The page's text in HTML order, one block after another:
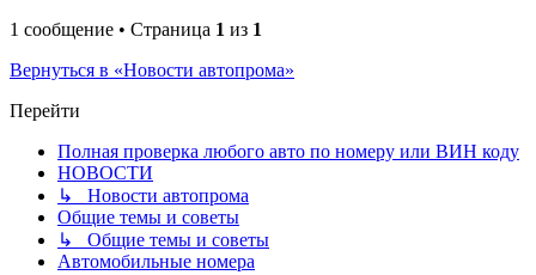
1 сообщение • Страница 1 из 1
Вернуться в «Новости автопрома»
Перейти
Полная проверка любого авто по номеру или ВИН коду
НОВОСТИ
↳ Новости автопрома
Общие темы и советы
↳ Общие темы и советы
Автомобильные номера